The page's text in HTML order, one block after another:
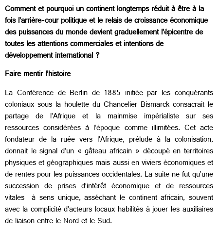
Comment et pourquoi un continent longtemps réduit à être à la
fois l’arrière-cour politique et le relais de croissance économique
des puissances du monde devient graduellement l’épicentre de
toutes les attentions commerciales et intentions de
développement international ?
Faire mentir l’histoire
La Conférence de Berlin de 1885 initiée par les conquérants
coloniaux sous la houlette du Chancelier Bismarck consacrait le
partage de l’Afrique et la mainmise impérialiste sur ses
ressources considérées à l’époque comme illimitées. Cet acte
fondateur de la ruée vers l’Afrique, prélude à la colonisation,
donnait le signal d’un « gâteau africain » découpé en territoires
physiques et géographiques mais aussi en viviers économiques et
de rentes pour les puissances occidentales. La suite ne fut qu’une
succession de prises d’intérêt économique et de ressources
vitales à sens unique, asséchant le continent africain, souvent
avec la complicité d’acteurs locaux habilités à jouer les auxiliaires
de liaison entre le Nord et le Sud.